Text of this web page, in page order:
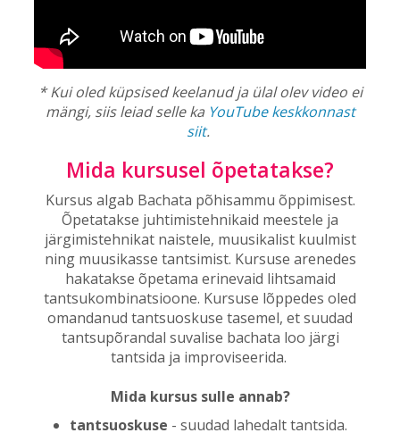
* Kui oled küpsised keelanud ja ülal olev video ei
mängi, siis leiad selle ka YouTube keskkonnast
siit.
Mida kursusel õpetatakse?
Kursus algab Bachata põhisammu õppimisest.
Õpetatakse juhtimistehnikaid meestele ja
järgimistehnikat naistele, muusikalist kuulmist
ning muusikasse tantsimist. Kursuse arenedes
hakatakse õpetama erinevaid lihtsamaid
tantsukombinatsioone. Kursuse lõppedes oled
omandanud tantsuoskuse tasemel, et suudad
tantsupõrandal suvalise bachata loo järgi
tantsida ja improviseerida.
Mida kursus sulle annab?
tantsuoskuse - suudad lahedalt tantsida.